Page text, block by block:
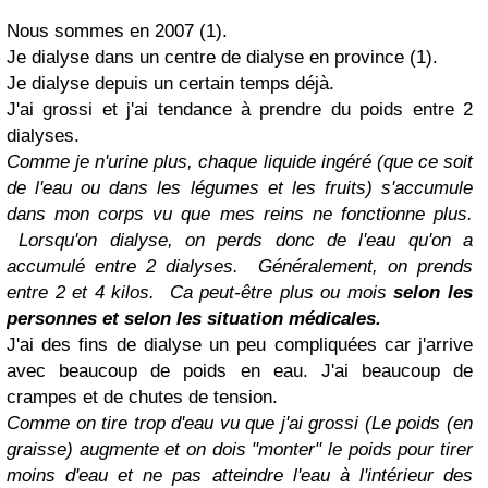
Nous sommes en 2007 (1).
Je dialyse dans un centre de dialyse en province (1).
Je dialyse depuis un certain temps déjà.
J'ai grossi et j'ai tendance à prendre du poids entre 2
dialyses.
Comme je n'urine plus, chaque liquide ingéré (que ce soit
de l'eau ou dans les légumes et les fruits) s'accumule
dans mon corps vu que mes reins ne fonctionne plus.
Lorsqu'on dialyse, on perds donc de l'eau qu'on a
accumulé entre 2 dialyses.
Généralement, on prends
entre 2 et 4 kilos.
Ca peut-être plus ou mois selon les
personnes et selon les situation médicales.
J'ai des fins de dialyse un peu compliquées car j'arrive
avec beaucoup de poids en eau. J'ai beaucoup de
crampes et de chutes de tension.
Comme on tire trop d'eau vu que j'ai grossi (Le poids (en
graisse) augmente et on dois "monter" le poids pour tirer
moins d'eau et ne pas atteindre l'eau à l'intérieur des